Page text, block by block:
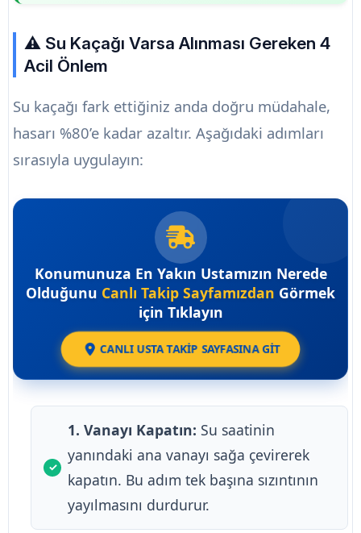
⚠️ Su Kaçağı Varsa Alınması Gereken 4
Acil Önlem
Su kaçağı fark ettiğiniz anda doğru müdahale,
hasarı %80’e kadar azaltır. Aşağıdaki adımları
sırasıyla uygulayın:
Konumunuza En Yakın Ustamızın Nerede
Olduğunu Canlı Takip Sayfamızdan Görmek
için Tıklayın
CANLI USTA TAKİP SAYFASINA GİT
1. Vanayı Kapatın: Su saatinin
yanındaki ana vanayı sağa çevirerek
kapatın. Bu adım tek başına sızıntının
yayılmasını durdurur.